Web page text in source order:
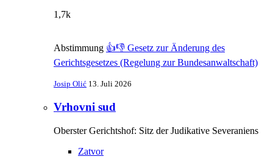
1,7k
Abstimmung 👍👎 Gesetz zur Änderung des
Gerichtsgesetzes (Regelung zur Bundesanwaltschaft)
Josip Olić 13. Juli 2026
Vrhovni sud
Oberster Gerichtshof: Sitz der Judikative Severaniens
Zatvor